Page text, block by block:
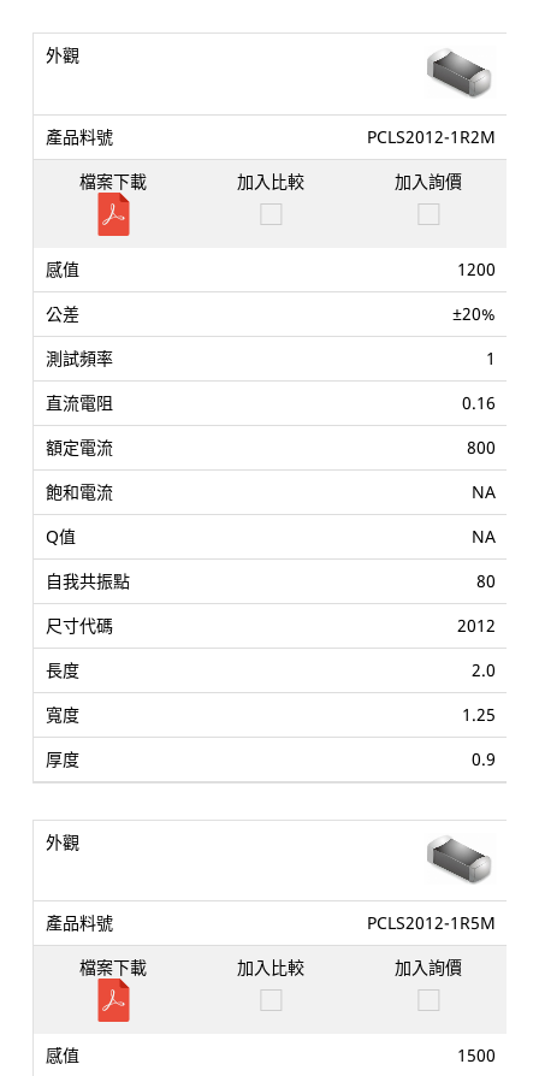
PCLS2012-1R2M
1200
±20%
1
0.16
800
NA
NA
80
2012
2.0
1.25
0.9
PCLS2012-1R5M
1500